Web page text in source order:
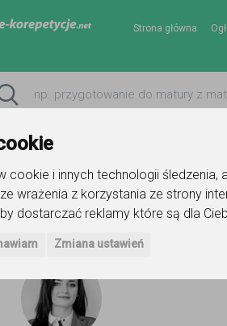
cookie i innych technologii
wrażenia z korzystania ze strony
dostarczać reklamy które są dla
Zmiana ustawień
Strona główna
główna Anna Łuczyńska Ogłoszenie